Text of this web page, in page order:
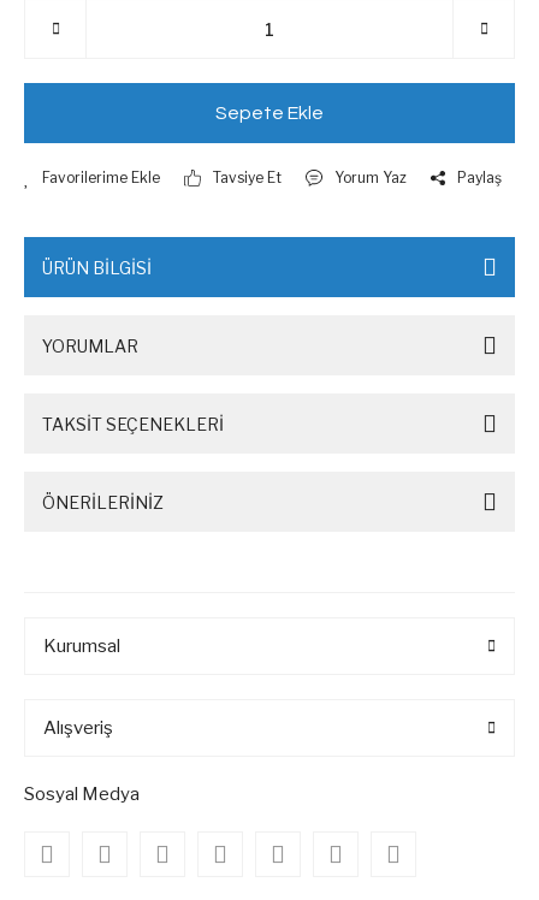
Sepete Ekle
Tavsiye Et Yorum Yaz Paylaş
ÜRÜN BİLGİSİ
YORUMLAR
TAKSİT SEÇENEKLERİ
ÖNERİLERİNİZ
Kurumsal
Alışveriş
Sosyal Medya